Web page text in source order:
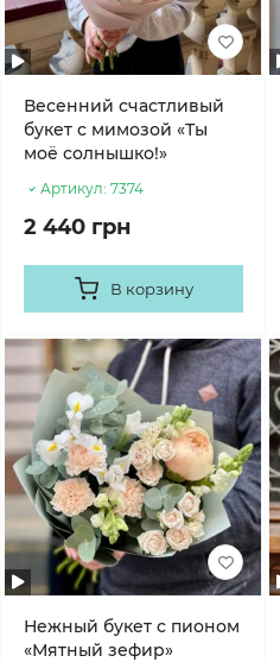
Весенний счастливый
букет с мимозой «Ты
моё солнышко!»
Артикул: 7374
2 440 грн
В корзину
Нежный букет с пионом
«Мятный зефир»